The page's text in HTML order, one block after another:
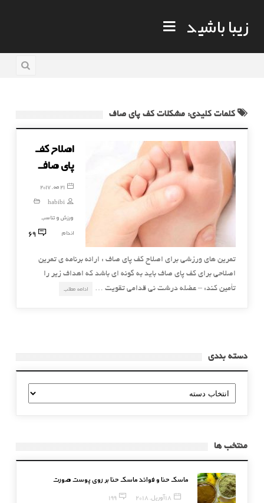
زیبا باشید
کلمات کلیدی: مشکلات کف پای صاف
اصلاح کف
پای صاف
21 مه, 2017
habibi
ورزش و تناسب
اندام
69
تمرین های ورزشی برای اصلاح کف پای صاف : ارائه برنامه ی تمرین
اصلاحی برای کف پای صاف باید به گونه ای باشد که اهداف زیر را
تأمین کند: – عضله درشت نی قدامی تقویت …
ادامه مطلب
دسته بندی
دسته
بندی
منتخب ها
ماسک حنا و فوائد ماسک حنا بر روی پوست صورت
18 آوریل, 2018 199